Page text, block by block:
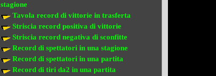
stagione
Tavola record di vittorie in trasferta
Striscia record positiva di vittorie
Striscia record negativa di sconfitte
Record di spettatori in una stagione
Record di spettatori in una partita
Record di tiri da2 in una partita